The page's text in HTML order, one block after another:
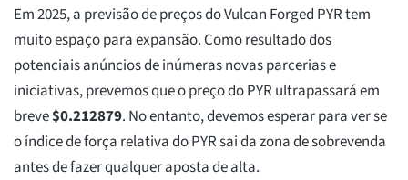
Em 2025, a previsão de preços do Vulcan Forged PYR tem
muito espaço para expansão. Como resultado dos
potenciais anúncios de inúmeras novas parcerias e
iniciativas, prevemos que o preço do PYR ultrapassará em
breve$0.212879. No entanto, devemos esperar para ver se
o índice de força relativa do PYR sai da zona de sobrevenda
antes de fazer qualquer aposta de alta.